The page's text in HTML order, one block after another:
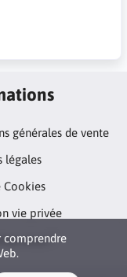
comprendre
générales de vente
légales
Cookies
vie privée
nous ?